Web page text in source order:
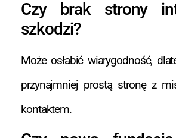
Czy brak strony
szkodzi?
Może osłabić wiarygodność,
przynajmniej prostą stronę z
kontaktem.